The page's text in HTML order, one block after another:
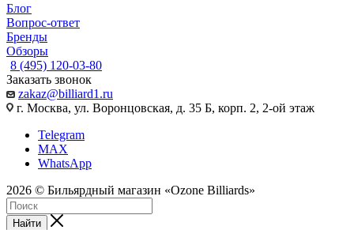
Блог
Вопрос-ответ
Бренды
Обзоры
8 (495) 120-03-80
Заказать звонок
zakaz@billiard1.ru
г. Москва, ул. Воронцовская, д. 35 Б, корп. 2, 2-ой этаж
Telegram
MAX
WhatsApp
2026 © Бильярдный магазин «Ozone Billiards»
Найти